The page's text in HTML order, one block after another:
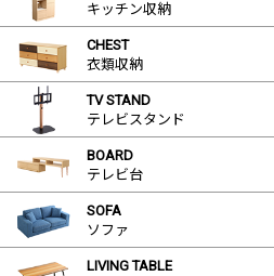
キッチン収納
CHEST
衣類収納
TV STAND
テレビスタンド
BOARD
テレビ台
SOFA
ソファ
LIVING TABLE